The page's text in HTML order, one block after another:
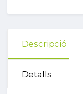
Descripció
Detalls